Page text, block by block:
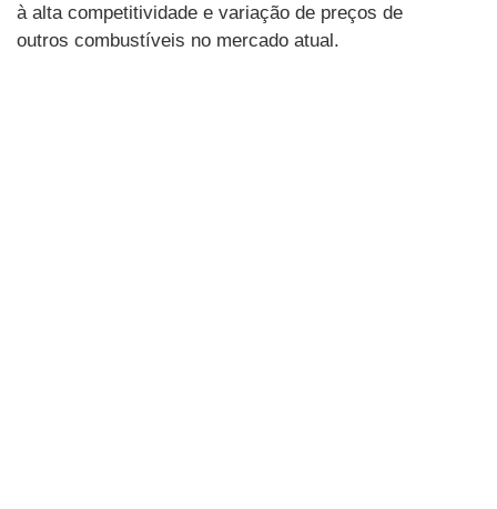
à alta competitividade e variação de preços de
outros combustíveis no mercado atual.